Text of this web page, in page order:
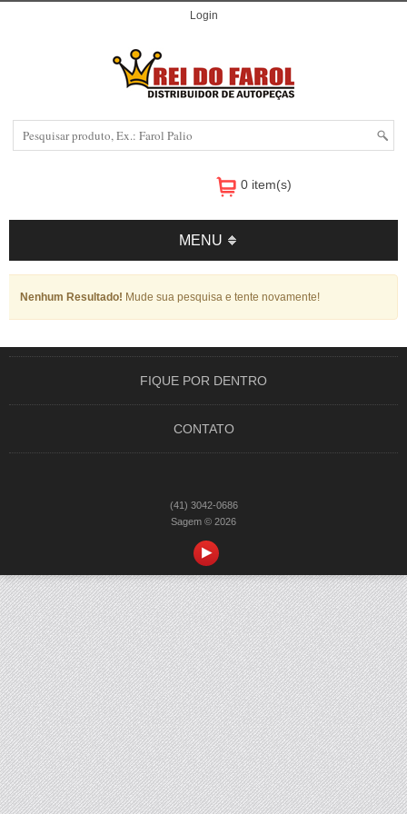
Login
0 item(s)
MENU
Nenhum Resultado! Mude sua pesquisa e tente novamente!
FIQUE POR DENTRO
CONTATO
(41) 3042-0686
Sagem © 2026